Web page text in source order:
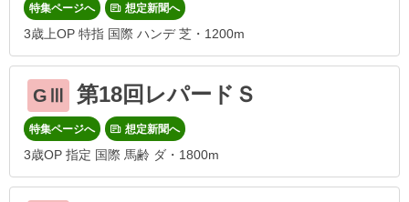
特集ページへ 想定新聞へ
3歳上OP 特指 国際 ハンデ 芝・1200m
GⅢ 第18回レパードＳ
特集ページへ 想定新聞へ
3歳OP 指定 国際 馬齢 ダ・1800m